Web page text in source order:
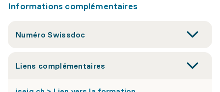
Informations complémentaires
Numéro Swissdoc
Liens complémentaires